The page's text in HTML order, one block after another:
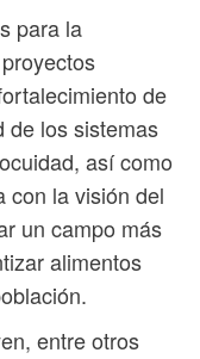
para la
de
de los sistemas
así como
con la visión del
un campo más
alimentos
entre otros